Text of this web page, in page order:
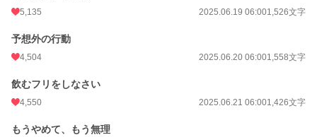
5,135 2025.06.19 06:001,526文字
予想外の行動
4,504 2025.06.20 06:001,558文字
飲むフリをしなさい
4,550 2025.06.21 06:001,426文字
もうやめて、もう無理